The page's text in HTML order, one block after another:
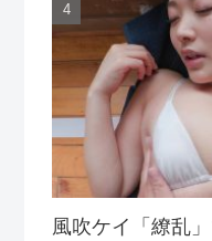
風吹ケイ「繚乱